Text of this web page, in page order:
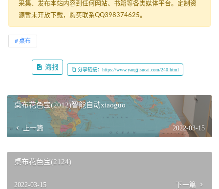
采集、发布本站内容到任何网站、书籍等各类媒体平台。定制资
源暂未开放下载，购买联系QQ398374625。
桌布
海报 分享链接：https://www.yangjisucai.com/240.html
桌布花色宝(2012)智能自动xiaoguo
上一篇 2022-03-15
桌布花色宝(2124)
2022-03-15 下一篇